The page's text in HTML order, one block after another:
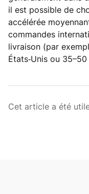
il est possible de
accélérée
commandes
livraison (par
États‑Unis ou
Cet article a été